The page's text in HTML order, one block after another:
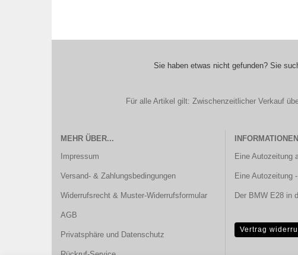
Sie haben etwas nicht gefunden? Sie
Für alle Artikel gilt: Zwischenzeitlicher Verkauf
MEHR ÜBER...
Impressum
Versand- & Zahlungsbedingungen
Widerrufsrecht & Muster-Widerrufsformular
AGB
Privatsphäre und Datenschutz
INFORMATIONEN
Eine Autozeitung
Eine Autozeitung
Der BMW E28 in
Vertrag